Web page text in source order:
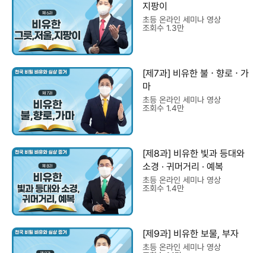
지팡이
초등 온라인 세미나 영상
조회수 1.3만
[제7과] 비유한 불 ⋅ 향로 ⋅ 가
마
초등 온라인 세미나 영상
조회수 1.4만
[제8과] 비유한 빛과 등대와
소경 · 귀머거리 · 예복
초등 온라인 세미나 영상
조회수 1.4만
[제9과] 비유한 보물, 부자
초등 온라인 세미나 영상